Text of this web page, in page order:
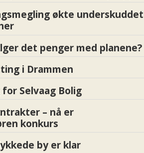
økte underskuddet
det penger med planene?
i Drammen
for Selvaag Bolig
– nå er
konkurs
by er klar